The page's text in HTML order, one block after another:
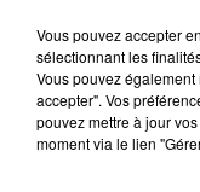
6
Vous pouvez accepter
sélectionnant les
Vous pouvez
accepter". Vos
pouvez mettre à jour
moment via le lien